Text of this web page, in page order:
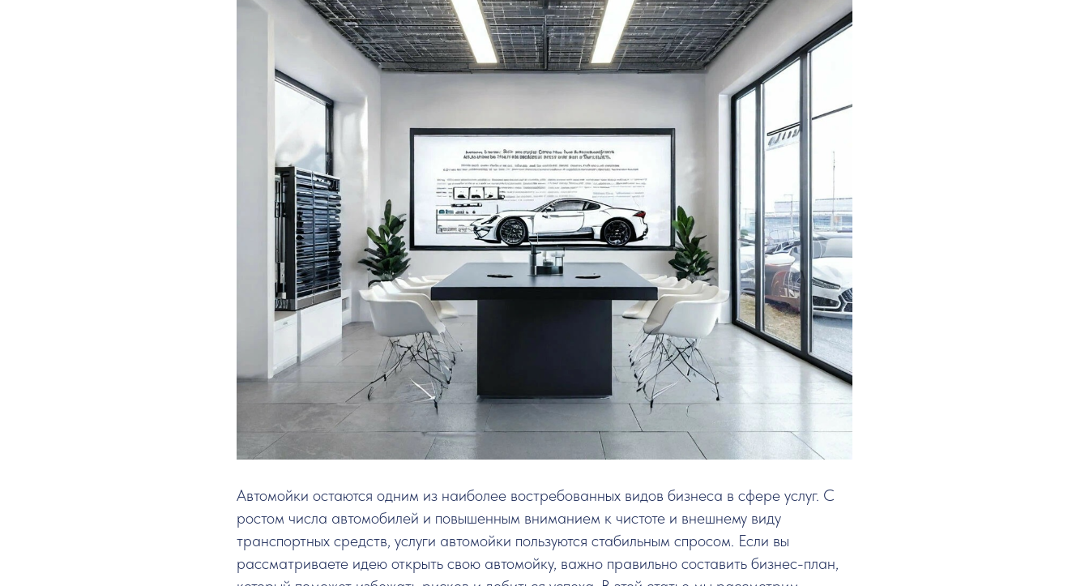
Автомойки остаются одним из наиболее востребованных видов бизнеса в сфере услуг. С
ростом числа автомобилей и повышенным вниманием к чистоте и внешнему виду
транспортных средств, услуги автомойки пользуются стабильным спросом. Если вы
рассматриваете идею открыть свою автомойку, важно правильно составить бизнес-план,